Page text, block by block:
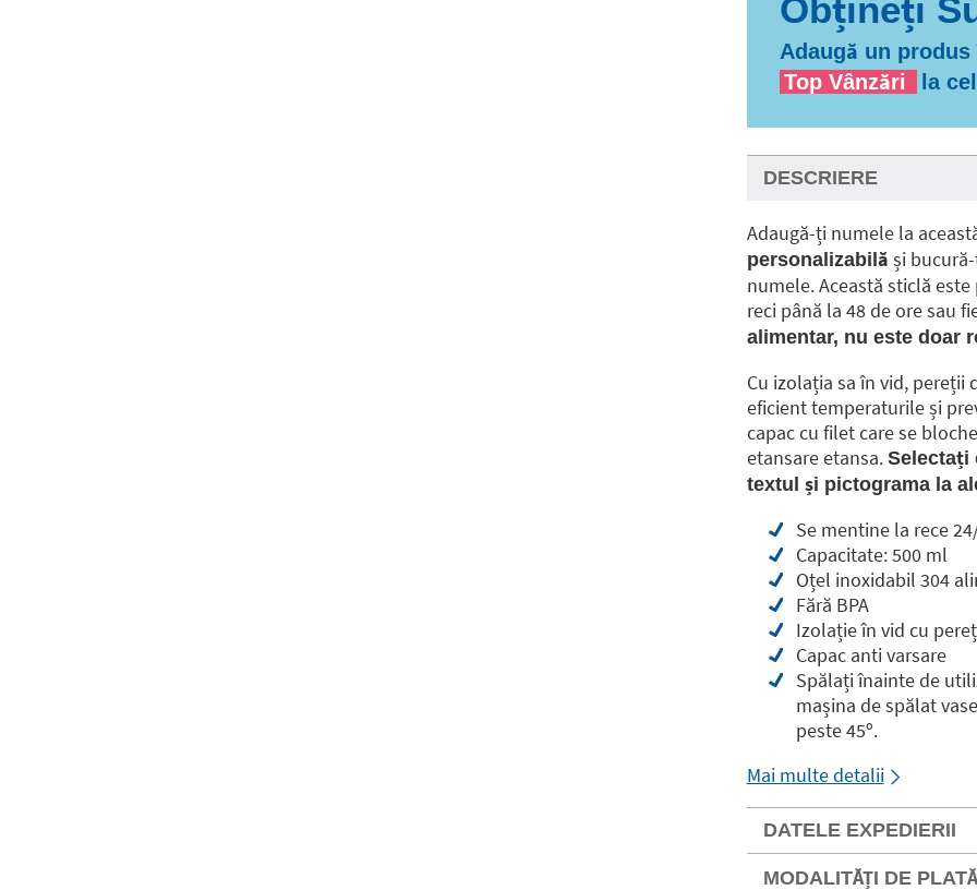
Adaugă un
Top Vânzări
la
DESCRIERE
Adaugă-ți numele la
personalizabilă și
numele. Această sticlă
reci până la 48 de ore sau
alimentar, nu este doar
Cu izolația sa în vid,
eficient temperaturile și
capac cu filet care se
etansare etansa. Selectați
textul și pictograma la
Se mentine la rece
Capacitate: 500 ml
Oțel inoxidabil 304
Fără BPA
Izolație în vid cu
Capac anti varsare
Spălați înainte de
mașina de spălat
peste 45º.
Mai multe detalii
DATELE EXPEDIERII
MODALITĂȚI DE PLATĂ